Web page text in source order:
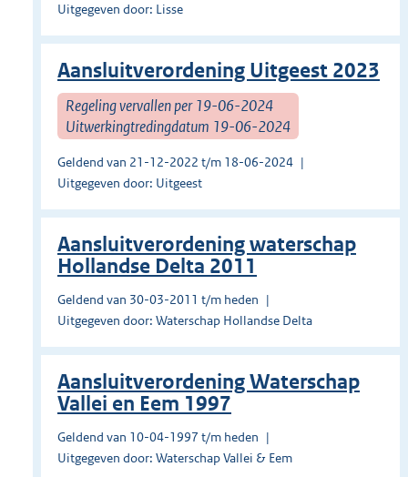
Uitgegeven door: Lisse
Aansluitverordening Uitgeest 2023
Regeling vervallen per 19-06-2024
Uitwerkingtredingdatum 19-06-2024
Geldend van 21-12-2022 t/m 18-06-2024
Uitgegeven door: Uitgeest
Aansluitverordening waterschap
Hollandse Delta 2011
Geldend van 30-03-2011 t/m heden
Uitgegeven door: Waterschap Hollandse Delta
Aansluitverordening Waterschap
Vallei en Eem 1997
Geldend van 10-04-1997 t/m heden
Uitgegeven door: Waterschap Vallei & Eem